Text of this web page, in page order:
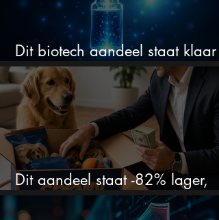
Dit biotech aandeel staat klaar
voor een flinke rally
Dit aandeel staat -82% lager,
terwijl het bedrijf gewoon groeit